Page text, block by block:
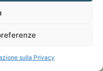
sulla Privacy